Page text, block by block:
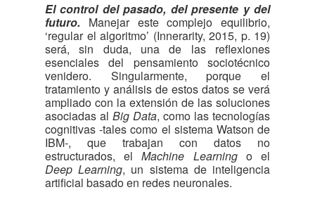
El control del pasado, del presente y del
futuro. Manejar este complejo equilibrio,
‘regular el algoritmo’ (Innerarity, 2015, p. 19)
será, sin duda, una de las reflexiones
esenciales del pensamiento sociotécnico
venidero. Singularmente, porque el
tratamiento y análisis de estos datos se verá
ampliado con la extensión de las soluciones
asociadas al Big Data, como las tecnologías
cognitivas -tales como el sistema Watson de
IBM-, que trabajan con datos no
estructurados, elMachine Learningo el
Deep Learning, un sistema de inteligencia
artificial basado en redes neuronales.